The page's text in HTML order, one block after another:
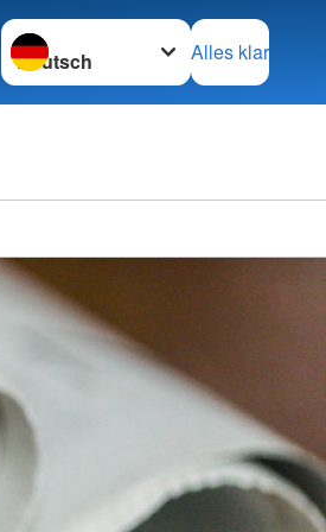
Sprache wechseln zu
Alles klar